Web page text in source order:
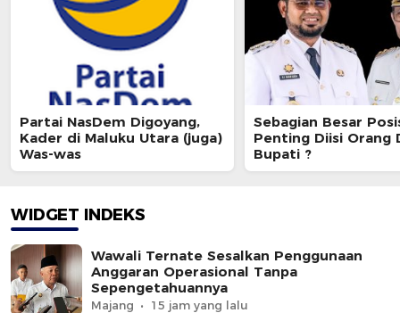
Partai NasDem Digoyang,
Kader di Maluku Utara (juga)
Was-was
Sebagian Besar
Penting Diisi Orang
Bupati ?
WIDGET INDEKS
Wawali Ternate Sesalkan Penggunaan
Anggaran Operasional Tanpa
Sepengetahuannya
Majang 15 jam yang lalu